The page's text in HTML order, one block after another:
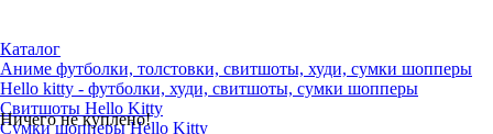
Ничего не куплено!
Каталог
Аниме футболки, толстовки, свитшоты, худи, сумки шопперы
Hello kitty - футболки, худи, свитшоты, сумки шопперы
Свитшоты Hello Kitty
Сумки шопперы Hello Kitty